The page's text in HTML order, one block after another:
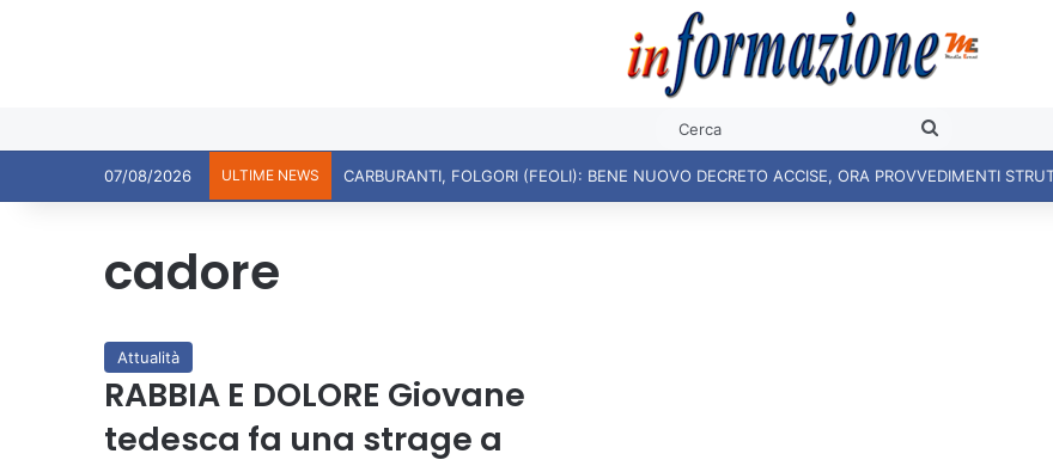
07/08/2026 ULTIME NEWS CARBURANTI, FOLGORI (FEOLI): BENE NUOVO DECRETO ACCISE, ORA PROVVEDIMENTI
cadore
Attualità
RABBIA E DOLORE Giovane
tedesca fa una strage a